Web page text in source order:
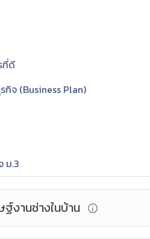
ที่ดี
กิจ (Business Plan)
ม.3
ฐ์งานช่างในบ้าน